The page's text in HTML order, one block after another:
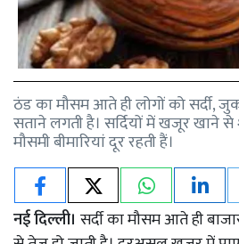
ठंड का मौसम आते ही लोगों को सर्दी,
सताने लगती है। सर्दियों में खजूर खाने से
मौसमी बीमारियां दूर रहती हैं।
नई दिल्ली। सर्दी का मौसम आते ही